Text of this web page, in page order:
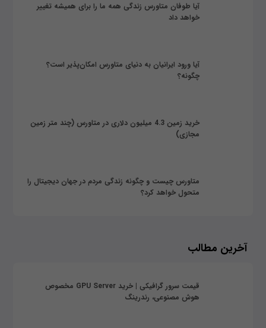
آیا طوفان متاورس زندگی همه ما را برای همیشه تغییر
خواهد داد
آیا ورود ایرانیان به دنیای متاورس امکان‌پذیر است؟
چگونه؟
خرید زمین 4.3 میلیون دلاری در متاورس (چند متر زمین
مجازی)
متاورس چیست و چگونه زندگی مردم در جهان دیجیتال را
متحول خواهد کرد؟
آخرین مطالب
قیمت سرور گرافیکی | خرید GPU Server مخصوص
هوش مصنوعی، رندرینگ